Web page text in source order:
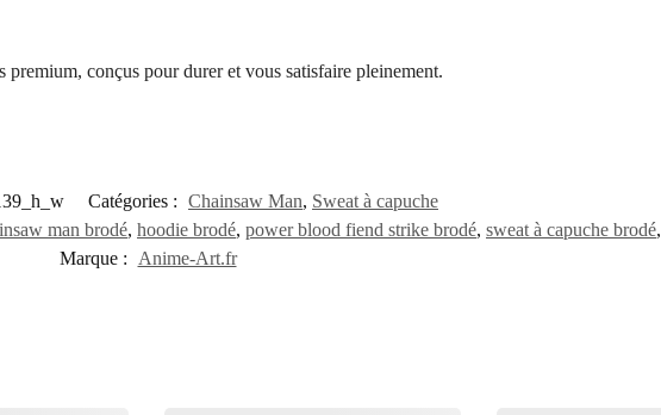
conçus pour durer et vous satisfaire pleinement.
Catégories : Chainsaw Man, Sweat à capuche
man brodé, hoodie brodé, power blood fiend strike brodé, sweat à capuche brodé,
Marque :
Anime-Art.fr